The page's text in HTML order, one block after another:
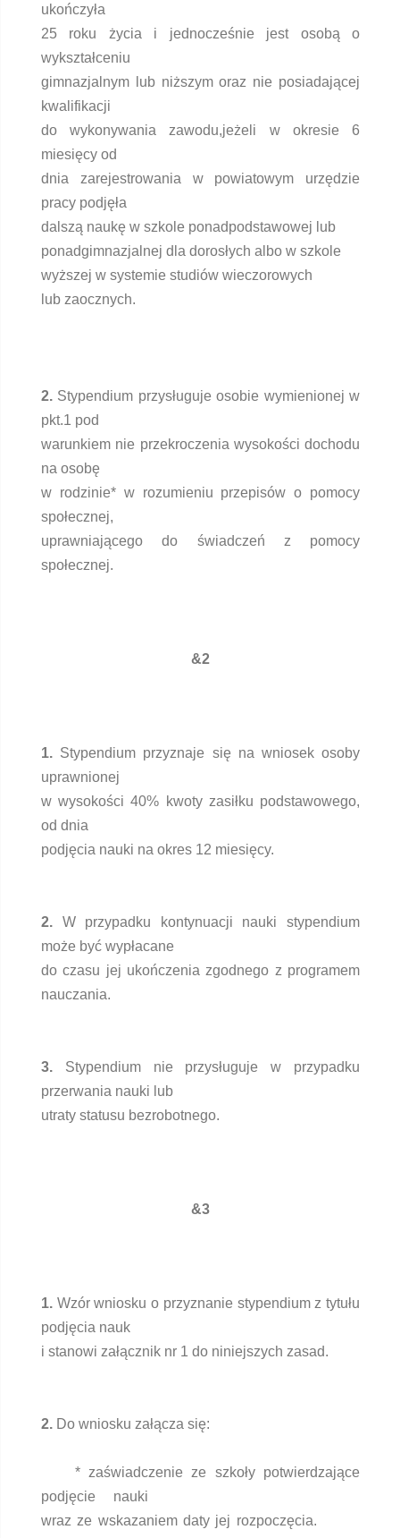
ukończyła
25 roku życia i jednocześnie jest osobą o
wykształceniu
gimnazjalnym lub niższym oraz nie posiadającej
kwalifikacji
do wykonywania zawodu,jeżeli w okresie 6
miesięcy od
dnia zarejestrowania w powiatowym urzędzie
pracy podjęła
dalszą naukę w szkole ponadpodstawowej lub
ponadgimnazjalnej dla dorosłych albo w szkole
wyższej w systemie studiów wieczorowych
lub zaocznych.
2. Stypendium przysługuje osobie wymienionej w
pkt.1 pod
warunkiem nie przekroczenia wysokości dochodu
na osobę
w rodzinie* w rozumieniu przepisów o pomocy
społecznej,
uprawniającego do świadczeń z pomocy
społecznej.
&2
1. Stypendium przyznaje się na wniosek osoby
uprawnionej
w wysokości 40% kwoty zasiłku podstawowego,
od dnia
podjęcia nauki na okres 12 miesięcy.
2. W przypadku kontynuacji nauki stypendium
może być wypłacane
do czasu jej ukończenia zgodnego z programem
nauczania.
3. Stypendium nie przysługuje w przypadku
przerwania nauki lub
utraty statusu bezrobotnego.
&3
1. Wzór wniosku o przyznanie stypendium z tytułu
podjęcia nauk
i stanowi załącznik nr 1 do niniejszych zasad.
2. Do wniosku załącza się:
* zaświadczenie ze szkoły potwierdzające
podjęcie nauki
wraz ze wskazaniem daty jej rozpoczęcia.